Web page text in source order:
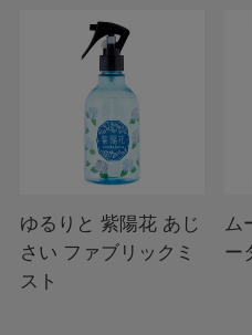
ゆるりと 紫陽花 あじ
さい ファブリックミ
スト
ム
ー